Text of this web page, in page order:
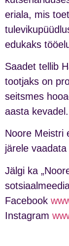
eriala, mis
edukaks
Saadet tellib
tootjaks on
seitsmes
aasta kevadel.
Noore Meistri
järele vaadata
Jälgi ka
Facebook
Instagram